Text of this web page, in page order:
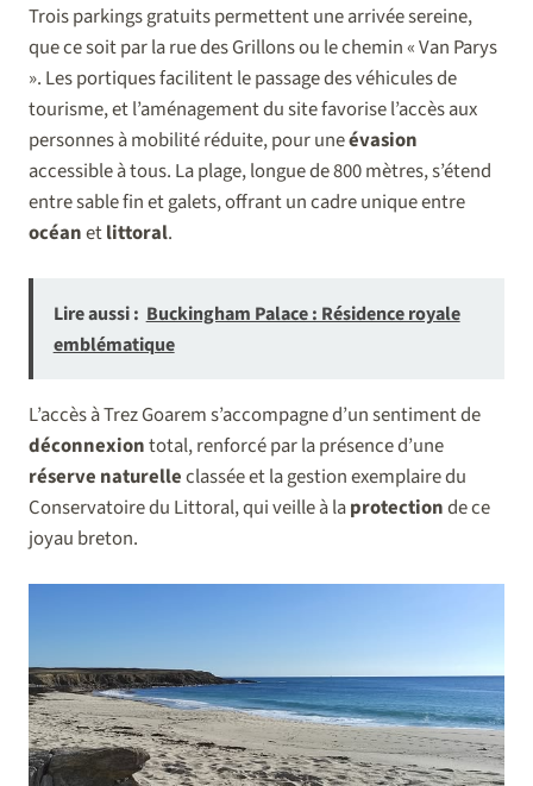
Trois parkings gratuits permettent une arrivée sereine,
que ce soit par la rue des Grillons ou le chemin « Van Parys
». Les portiques facilitent le passage des véhicules de
tourisme, et l’aménagement du site favorise l’accès aux
personnes à mobilité réduite, pour uneévasion
accessible à tous. La plage, longue de 800 mètres, s’étend
entre sable fin et galets, offrant un cadre unique entre
océanetlittoral.
Lire aussi : Buckingham Palace : Résidence royale
emblématique
L’accès à Trez Goarem s’accompagne d’un sentiment de
déconnexiontotal, renforcé par la présence d’une
réserve naturelleclassée et la gestion exemplaire du
Conservatoire du Littoral, qui veille à laprotectionde ce
joyau breton.